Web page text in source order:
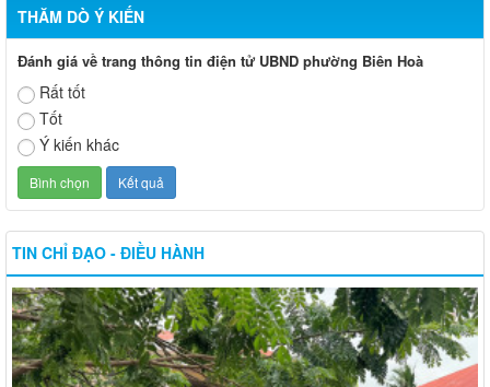
THĂM DÒ Ý KIẾN
Đánh giá về trang thông tin điện tử UBND phường Biên Hoà
Rất tốt
Tốt
Ý kiến khác
TIN CHỈ ĐẠO - ĐIỀU HÀNH